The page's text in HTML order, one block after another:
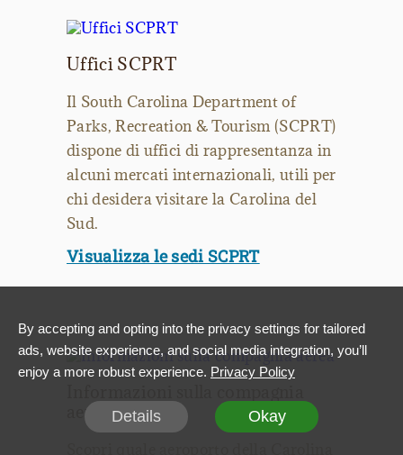
Uffici SCPRT
Il South Carolina Department of
Parks, Recreation & Tourism (SCPRT)
dispone di uffici di rappresentanza in
alcuni mercati internazionali, utili per
chi desidera visitare la Carolina del
Sud.
Visualizza le sedi SCPRT
aerea
By accepting and opting into the privacy settings for tailored
ads, website experience, and social media integration, you’ll
enjoy a more robust experience. Privacy Policy
Details Okay